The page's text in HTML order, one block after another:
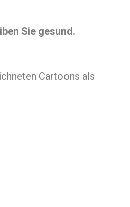
Sie gesund.
Cartoons als